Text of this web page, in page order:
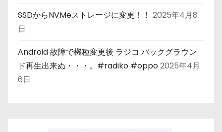
SSDからNVMeストレージに変更！！ 2025年4月8
日
Android 故障で機種変更後 ラジコ バックグラウン
ド再生出来ぬ・・・。#radiko #oppo2025年4月
6日